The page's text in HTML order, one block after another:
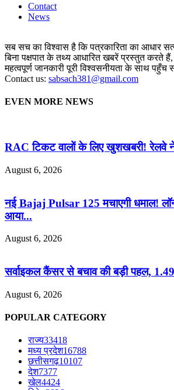
Contact
News
सब सच का विश्वास है कि पत्रकारिता का आधार
बिना पक्षपात के तथ्य आधारित खबरें प्रस्तुत करते
महत्वपूर्ण जानकारी पूरी विश्वसनीयता के साथ पहुँच
Contact us: sabsach381@gmail.com
EVEN MORE NEWS
RAC टिकट वालों के लिए खुशखबरी! रेलवे
August 6, 2026
नई Bajaj Pulsar 125 मचाएगी धमाल!
आया...
August 6, 2026
सर्वाइकल कैंसर से बचाव की बड़ी पहल, 1.49
August 6, 2026
POPULAR CATEGORY
राज्य33418
मध्य प्रदेश16788
छत्तीसगढ़10107
देश7377
खेल4424